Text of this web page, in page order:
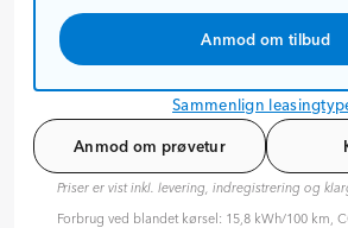
6 mdr.
6
Km. i perioden
10.000 km
Det vil give dig 1.667 km i gennemsnittet
Anmod om tilbud
Anmod om tilbud
Sammenlign
Anmod om prøvetur
Priser er vist inkl. levering, indregistrering og
Forbrug ved blandet kørsel: 15,8 kWh/100 km,